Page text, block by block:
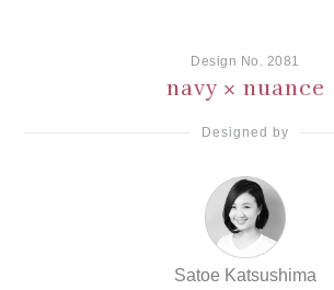
Design No. 2081
navy × nuance
Designed by
Satoe Katsushima